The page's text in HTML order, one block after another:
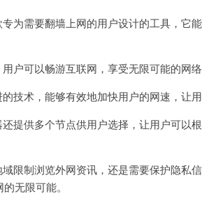
需要翻墙上网的用户设计的工具，它
可以畅游互联网，享受无限可能的网络
术，能够有效地加快用户的网速，让用
供多个节点供用户选择，让用户可以
制浏览外网资讯，还是需要保护隐私
无限可能。